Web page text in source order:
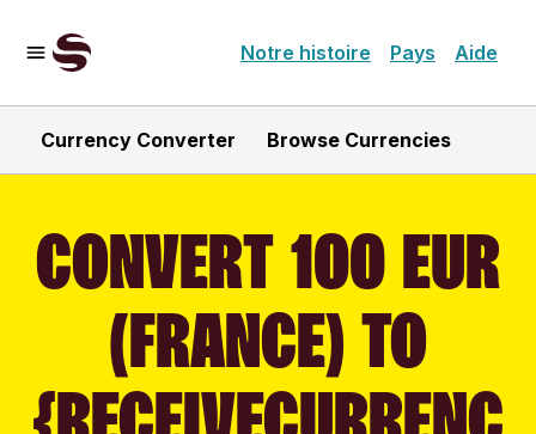
Notre histoire Pays Aide
Currency Converter Browse Currencies
CONVERT 100 EUR
(FRANCE) TO